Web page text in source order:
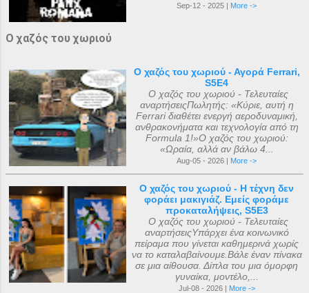
Sep-12 - 2025 | More ->
Ο χαζός του χωριού
Ο χαζός του χωριού - Αγορά Ferrari,
S5E4
Ο χαζός του χωριού - Τελευταίες
αναρτήσειςΠωλητής: «Κύριε, αυτή η
Ferrari διαθέτει ενεργή αεροδυναμική,
ανθρακονήματα και τεχνολογία από τη
Formula 1!»Ο χαζός του χωριού:
«Ωραία, αλλά αν βάλω 4...
Aug-05 - 2026 | More ->
Ο χαζός του χωριού - Η τέχνη δεν
φοράει μακιγιάζ. Εμείς φοράμε
προκαταλήψεις, S5E3
Ο χαζός του χωριού - Τελευταίες
αναρτήσειςΥπάρχει ένα κοινωνικό
πείραμα που γίνεται καθημερινά χωρίς
να το καταλαβαίνουμε.Βάλε έναν πίνακα
σε μια αίθουσα. Δίπλα του μια όμορφη
γυναίκα, μοντέλο,...
Jul-08 - 2026 | More ->